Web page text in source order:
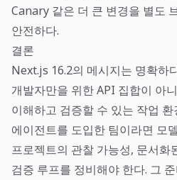
Canary 같은 더 큰 변경을 별도
안전하다.
결론
Next.js 16.2의 메시지는 명확하
개발자만을 위한 API 집합이 아
이해하고 검증할 수 있는 작업
에이전트를 도입한 팀이라면 모
프로젝트의 관찰 가능성, 문서화
검증 루프를 정비해야 한다. 그